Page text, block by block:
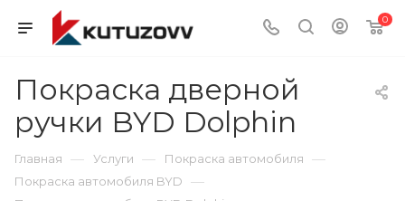
0
Покраска дверной
ручки BYD Dolphin
Главная — Услуги — Покраска автомобиля —
Покраска автомобиля BYD —